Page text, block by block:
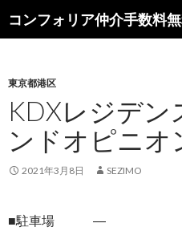
コンフォリア仲介手数料
索
ン
ツ
へ
ス
キ
ッ
東京都港区
KDXレジデン
ンドオピニオ
2021年3月8日 SEZIMO
■駐車場 ―